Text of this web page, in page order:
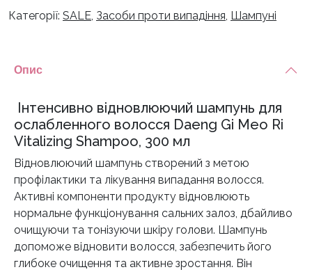
Категорії: SALE, Засоби проти випадіння, Шампуні
Опис
Інтенсивно відновлюючий шампунь для
ослабленного волосся Daeng Gi Meo Ri
Vitalizing Shampoo, 300 мл
Відновлюючий шампунь створений з метою
профілактики та лікування випадання волосся.
Активні компоненти продукту відновлюють
нормальне функціонування сальних залоз, дбайливо
очищуючи та тонізуючи шкіру голови. Шампунь
допоможе відновити волосся, забезпечить його
глибоке очищення та активне зростання. Він